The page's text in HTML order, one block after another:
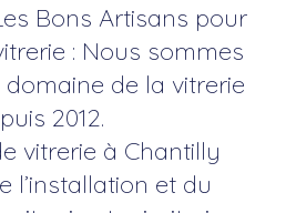
Bons Artisans pour
: Nous sommes
de la vitrerie
2012.
vitrerie à Chantilly
l’installation et du